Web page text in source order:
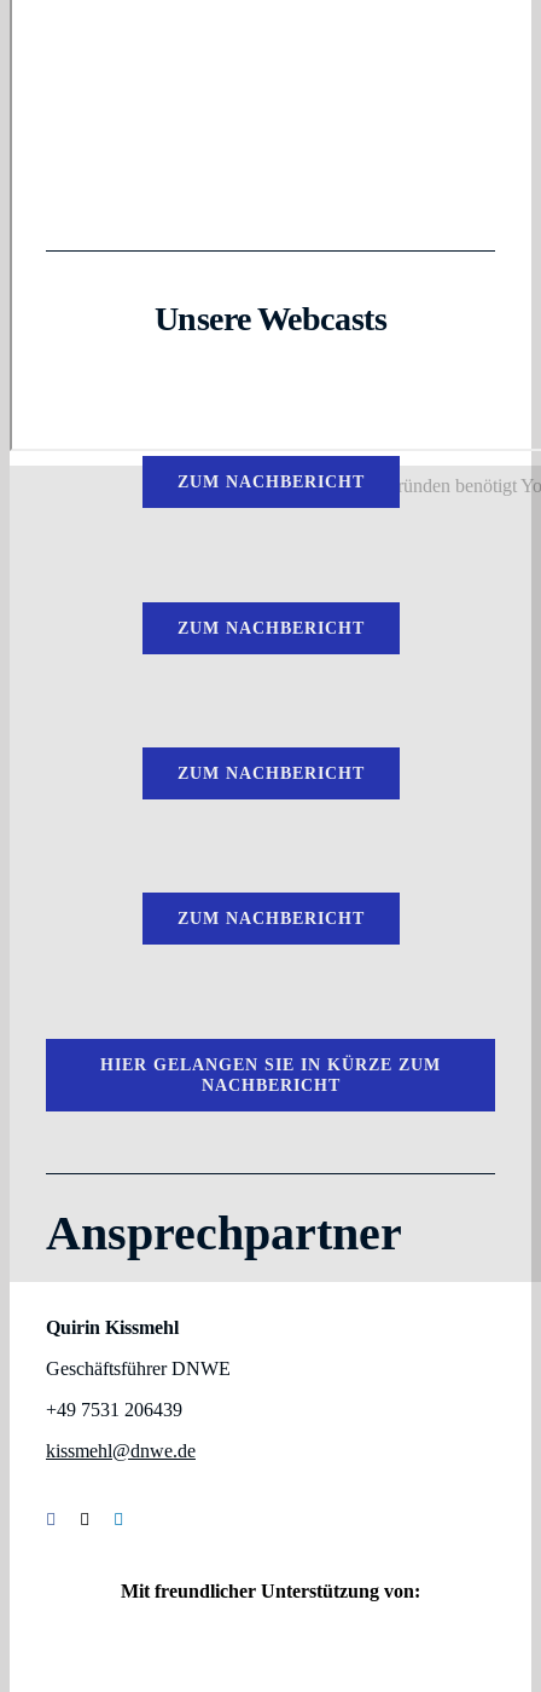
Aus datenschutzrechtlichen Gründen benötigt
Unsere Webcasts
ZUM NACHBERICHT
ZUM NACHBERICHT
ZUM NACHBERICHT
ZUM NACHBERICHT
HIER GELANGEN SIE IN KÜRZE ZUM
NACHBERICHT
Ansprechpartner
Quirin Kissmehl
Geschäftsführer DNWE
+49 7531 206439
kissmehl@dnwe.de
Mit freundlicher Unterstützung von: